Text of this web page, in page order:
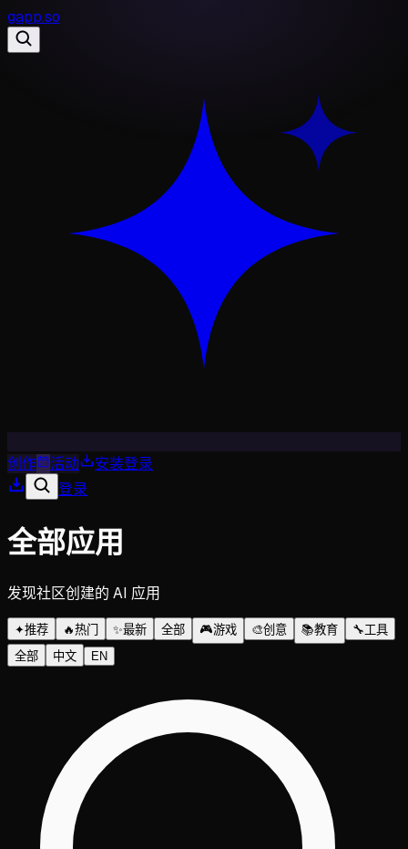
gapp.so
创作 活动 安装登录
登录
全部应用
发现社区创建的 AI 应用
✦推荐 🔥热门 ✨最新 全部 🎮游戏 🎨创意 📚教育 🔧工具
全部
中文 EN